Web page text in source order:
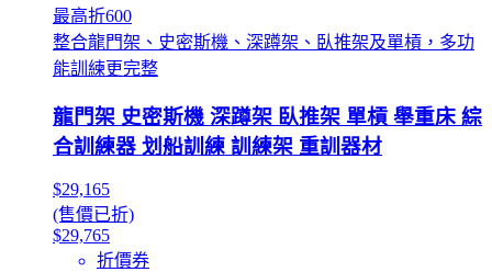
最高折600
整合龍門架、史密斯機、深蹲架、臥推架及單槓，多功
能訓練更完整
龍門架 史密斯機 深蹲架 臥推架 單槓 舉重床 綜
合訓練器 划船訓練 訓練架 重訓器材
$29,165
(售價已折)
$29,765
折價券